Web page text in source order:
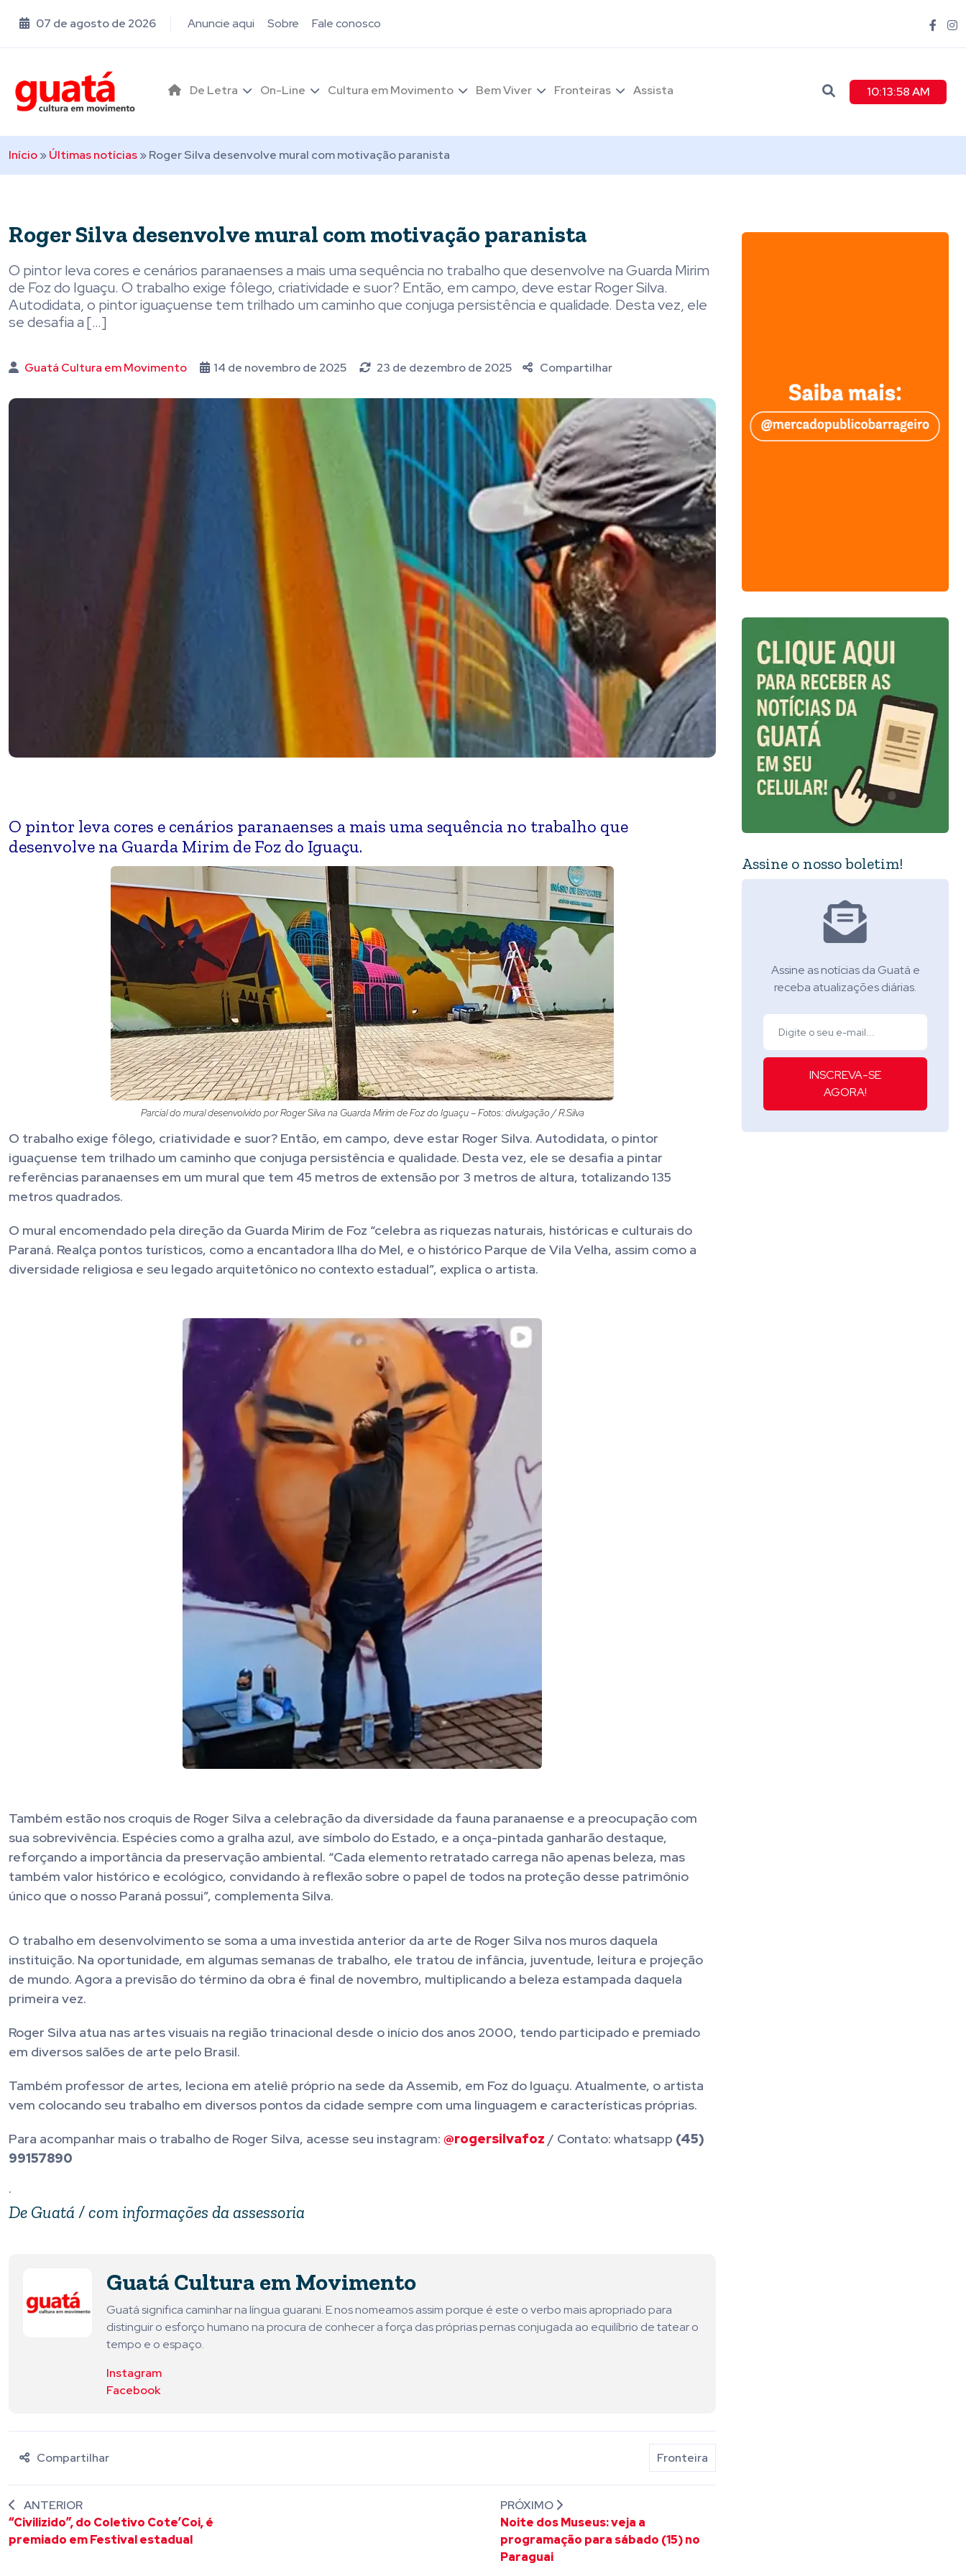
07 de agosto de 2026 Anuncie aqui Sobre Fale conosco
De Letra On-Line Cultura em Movimento Bem Viver Fronteiras Assista 10:14:00 AM
Início»Últimas notícias»Roger Silva desenvolve mural com motivação paranista
Roger Silva desenvolve mural com motivação paranista
O pintor leva cores e cenários paranaenses a mais uma sequência no trabalho que desenvolve na Guarda Mirim
de Foz do Iguaçu. O trabalho exige fôlego, criatividade e suor? Então, em campo, deve estar Roger Silva.
Autodidata, o pintor iguaçuense tem trilhado um caminho que conjuga persistência e qualidade. Desta vez, ele
se desafia a […]
Guatá Cultura em Movimento 14 de novembro de 2025 23 de dezembro de 2025 Compartilhar
O pintor leva cores e cenários paranaenses a mais uma sequência no trabalho que
desenvolve na Guarda Mirim de Foz do Iguaçu.
Parcial do mural desenvolvido por Roger Silva na Guarda Mirim de Foz do Iguaçu – Fotos: divulgação / R.Silva
O trabalho exige fôlego, criatividade e suor? Então, em campo, deve estar Roger Silva. Autodidata, o pintor
iguaçuense tem trilhado um caminho que conjuga persistência e qualidade. Desta vez, ele se desafia a pintar
referências paranaenses em um mural que tem 45 metros de extensão por 3 metros de altura, totalizando 135
metros quadrados.
O mural encomendado pela direção da Guarda Mirim de Foz “celebra as riquezas naturais, históricas e culturais do
Paraná. Realça pontos turísticos, como a encantadora Ilha do Mel, e o histórico Parque de Vila Velha, assim como a
diversidade religiosa e seu legado arquitetônico no contexto estadual”, explica o artista.
Também estão nos croquis de Roger Silva a celebração da diversidade da fauna paranaense e a preocupação com
sua sobrevivência. Espécies como a gralha azul, ave símbolo do Estado, e a onça-pintada ganharão destaque,
reforçando a importância da preservação ambiental. “Cada elemento retratado carrega não apenas beleza, mas
também valor histórico e ecológico, convidando à reflexão sobre o papel de todos na proteção desse patrimônio
único que o nosso Paraná possui”, complementa Silva.
O trabalho em desenvolvimento se soma a uma investida anterior da arte de Roger Silva nos muros daquela
instituição. Na oportunidade, em algumas semanas de trabalho, ele tratou de infância, juventude, leitura e projeção
de mundo. Agora a previsão do término da obra é final de novembro, multiplicando a beleza estampada daquela
primeira vez.
Roger Silva atua nas artes visuais na região trinacional desde o início dos anos 2000, tendo participado e premiado
em diversos salões de arte pelo Brasil.
Também professor de artes, leciona em ateliê próprio na sede da Assemib, em Foz do Iguaçu. Atualmente, o artista
vem colocando seu trabalho em diversos pontos da cidade sempre com uma linguagem e características próprias.
Para acompanhar mais o trabalho de Roger Silva, acesse seu instagram: @rogersilvafoz / Contato: whatsapp (45)
99157890
.
De Guatá / com informações da assessoria
Guatá Cultura em Movimento
Guatá significa caminhar na língua guarani. E nos nomeamos assim porque é este o verbo mais apropriado para
distinguir o esforço humano na procura de conhecer a força das próprias pernas conjugada ao equilíbrio de tatear o
tempo e o espaço.
Instagram
Facebook
Compartilhar Fronteira
ANTERIOR
“Civilizido”, do Coletivo Cote’Coi, é
premiado em Festival estadual
PRÓXIMO
Noite dos Museus: veja a
programação para sábado (15) no
Paraguai
Assine o nosso boletim!
Assine as notícias da Guatá e
receba atualizações diárias.
INSCREVA-SE
AGORA!